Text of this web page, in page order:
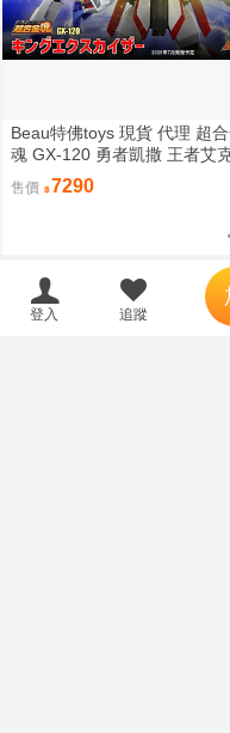
Beau特佛toys 現貨 代理 超
魂 GX-120 勇者凱撒 王者艾
凱撒 0209
售價 7290
登入 追蹤